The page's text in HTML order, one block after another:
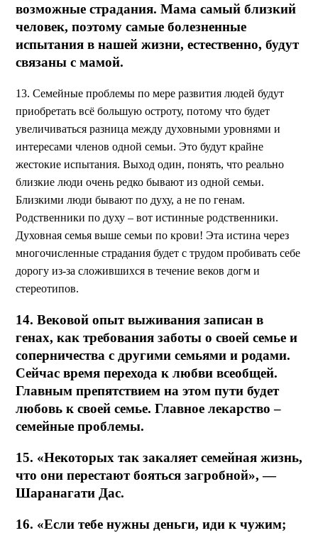
возможные страдания. Мама самый близкий
человек, поэтому самые болезненные
испытания в нашей жизни, естественно, будут
связаны с мамой.
13. Семейные проблемы по мере развития людей будут
приобретать всё большую остроту, потому что будет
увеличиваться разница между духовными уровнями и
интересами членов одной семьи. Это будут крайне
жестокие испытания. Выход один, понять, что реально
близкие люди очень редко бывают из одной семьи.
Близкими люди бывают по духу, а не по генам.
Родственники по духу – вот истинные родственники.
Духовная семья выше семьи по крови! Эта истина через
многочисленные страдания будет с трудом пробивать себе
дорогу из-за сложившихся в течение веков догм и
стереотипов.
14. Вековой опыт выживания записан в
генах, как требования заботы о своей семье и
соперничества с другими семьями и родами.
Сейчас время перехода к любви всеобщей.
Главным препятствием на этом пути будет
любовь к своей семье. Главное лекарство –
семейные проблемы.
15. «Некоторых так закаляет семейная жизнь,
что они перестают бояться загробной», —
Шаранагати Дас.
16. «Если тебе нужны деньги, иди к чужим;